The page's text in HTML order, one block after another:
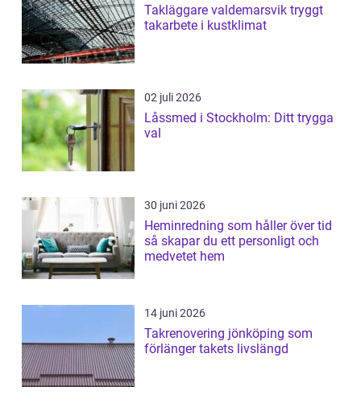
Takläggare valdemarsvik tryggt
takarbete i kustklimat
02 juli 2026
Låssmed i Stockholm: Ditt trygga
val
30 juni 2026
Heminredning som håller över tid
så skapar du ett personligt och
medvetet hem
14 juni 2026
Takrenovering jönköping som
förlänger takets livslängd